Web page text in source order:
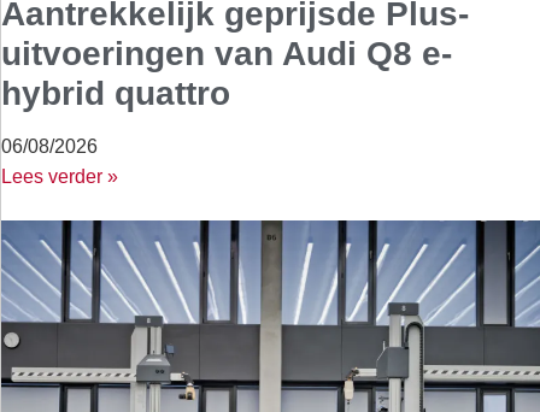
Aantrekkelijk geprijsde Plus-
uitvoeringen van Audi Q8 e-
hybrid quattro
06/08/2026
Lees verder »